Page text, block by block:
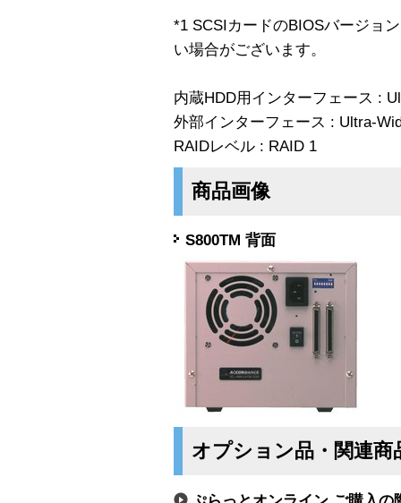
*1 SCSIカードのBIOSバージョ
い場合がございます。
内蔵HDD用インターフェース :
外部インターフェース : Ultra-
RAIDレベル : RAID 1
商品画像
S800TM 背面
オプション品・関連商